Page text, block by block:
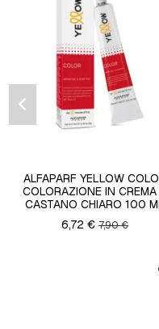
ALFAPARF YELLOW
COLORAZIONE IN
CASTANO CHIARO 100
6,72 €7,90 €